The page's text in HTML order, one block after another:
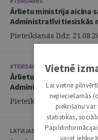
Ārlietu ministrija aicina
Administratīvi tiesiskās
Pieteikšanās līdz:
#TEIRDARBS
Ārlietu ministrija aicina
Administratīvi tiesiskās
Pieteikšanās līdz:
LATVIJAS ZVĒRINĀTU ADVOKĀTU
Vietnē
Lai vietne
nepieciešamās
piekrišanu
statistikas,
varat